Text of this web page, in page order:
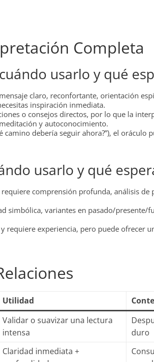
Completa
usarlo y qué
claro, reconfortante, orientación
inspiración inmediata.
o consejos directos, por lo que la
y autoconocimiento.
camino debería seguir ahora?”), el oráculo
usarlo y qué
comprensión profunda, análisis
simbólica, variantes en pasado/presente/
requiere experiencia, pero puede ofrecer
Utilidad
Validar o suavizar una lectura
intensa
duro
Claridad inmediata +